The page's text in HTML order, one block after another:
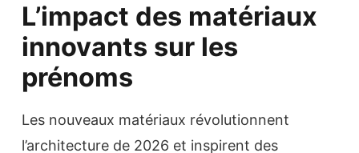
L’impact des matériaux
innovants sur les
prénoms
Les nouveaux matériaux révolutionnent
l’architecture de 2026 et inspirent des